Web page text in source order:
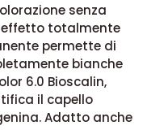
senza
effetto totalmente
permette di
bianche
6.0 Bioscalin,
il capello
Adatto anche